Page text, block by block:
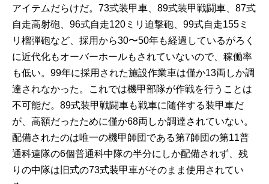
アイテムだらけだ。73式装甲車、89式装甲戦闘車、87式
自走高射砲、96式自走120ミリ迫撃砲、99式自走155ミ
リ榴弾砲など、採用から30〜50年も経過しているがろく
に近代化もオーバーホールもされていないので、稼働率
も低い。99年に採用された施設作業車は僅か13両しか調
達されなかった。これでは機甲部隊が作戦を行うことは
不可能だ。89式装甲戦闘車も戦車に随伴する装甲車だ
が、高額だったために僅か68両しか調達されていない。
配備されたのは唯一の機甲師団である第7師団の第11普
通科連隊の6個普通科中隊の半分にしか配備されず、残
りの中隊は旧式の73式装甲車がそのまま使用されてい